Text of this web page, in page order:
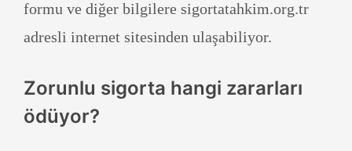
formu ve diğer bilgilere sigortatahkim.org.tr
adresli internet sitesinden ulaşabiliyor.
Zorunlu sigorta hangi zararları
ödüyor?